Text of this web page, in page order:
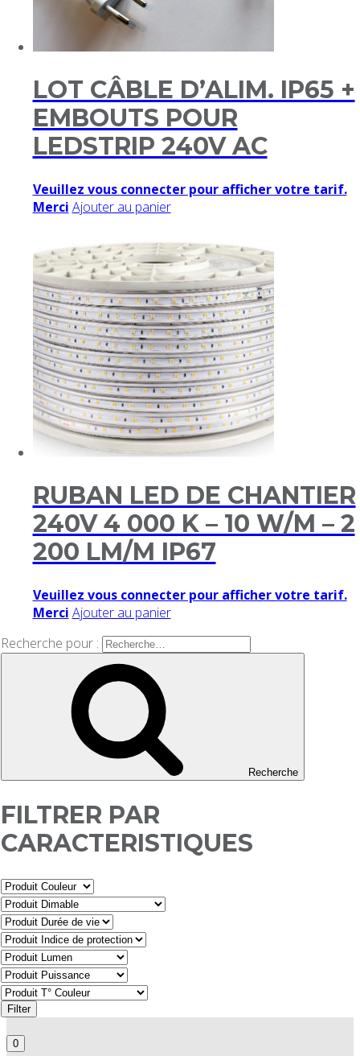
LOT CÂBLE D’ALIM. IP65 +
EMBOUTS POUR
LEDSTRIP 240V AC
Veuillez vous connecter pour afficher votre tarif.
Merci Ajouter au panier
RUBAN LED DE CHANTIER
240V 4 000 K – 10 W/M – 2
200 LM/M IP67
Veuillez vous connecter pour afficher votre tarif.
Merci Ajouter au panier
Recherche pour :
Recherche
FILTRER PAR
CARACTERISTIQUES
Filter
0